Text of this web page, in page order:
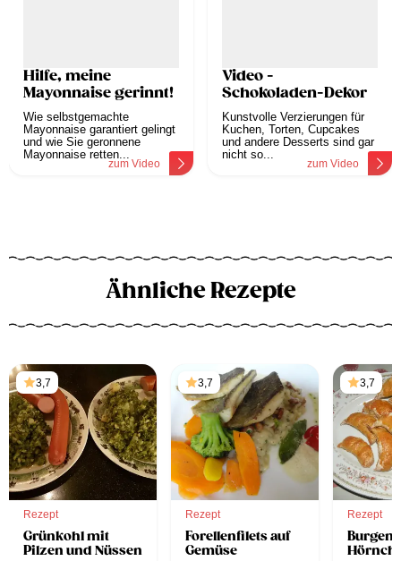
Hilfe, meine
Mayonnaise gerinnt!
Wie selbstgemachte
Mayonnaise garantiert gelingt
und wie Sie geronnene
Mayonnaise retten...
zum Video
Video -
Schokoladen-Dekor
Kunstvolle Verzierungen für
Kuchen, Torten, Cupcakes
und andere Desserts sind gar
nicht so...
zum Video
Ähnliche Rezepte
3,7
Rezept
Grünkohl mit
Pilzen und Nüssen
3,7
Rezept
Forellenfilets auf
Gemüse
3,7
Rezept